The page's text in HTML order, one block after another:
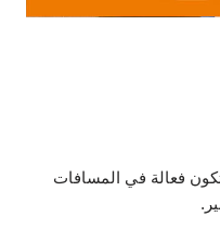
فعالة في المسافات